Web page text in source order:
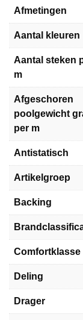
Afmetingen
Aantal kleuren
Aantal steken
m
Afgeschoren
poolgewicht
per m
Antistatisch
Artikelgroep
Backing
Comfortklasse
Deling
Drager